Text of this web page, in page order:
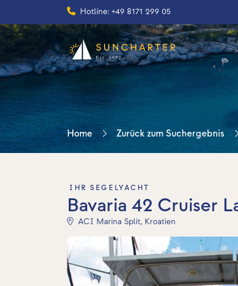
Hotline: +49 8171 299 05
Home Zurück zum Suchergebnis
IHR SEGELYACHT
Bavaria 42 Cruiser
ACI Marina Split, Kroatien